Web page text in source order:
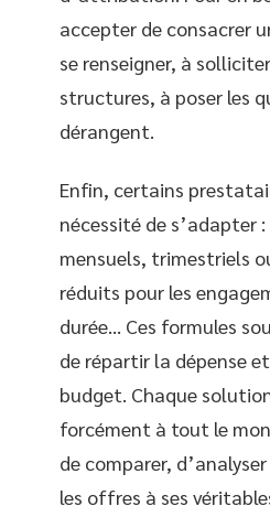
accepter de consacrer
se renseigner, à
structures, à poser les
dérangent.
Enfin, certains
nécessité de s’adapter
mensuels, trimestriels
réduits pour les
durée… Ces formules
de répartir la dépense
budget. Chaque
forcément à tout le
de comparer,
les offres à ses